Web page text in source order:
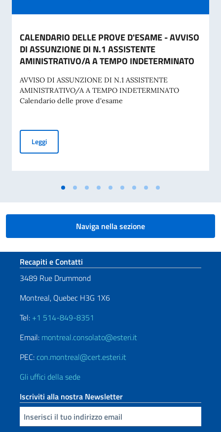
CALENDARIO DELLE PROVE D'ESAME - AVVISO
DI ASSUNZIONE DI N.1 ASSISTENTE
AMINISTRATIVO/A A TEMPO INDETERMINATO
AVVISO DI ASSUNZIONE DI N.1 ASSISTENTE
AMINISTRATIVO/A A TEMPO INDETERMINATO
Calendario delle prove d'esame
LeggiCALENDARIO DELLE PROVE D'ESAME - AVVISO DI
Naviga nella sezione
Sezione footer
Recapiti e Contatti
3489 Rue Drummond
Montreal, Quebec H3G 1X6
Tel: +1 514-849-8351
Email: montreal.consolato@esteri.it
PEC: con.montreal@cert.esteri.it
Gli uffici della sede
Iscriviti alla nostra Newsletter
Inserisci la tua email